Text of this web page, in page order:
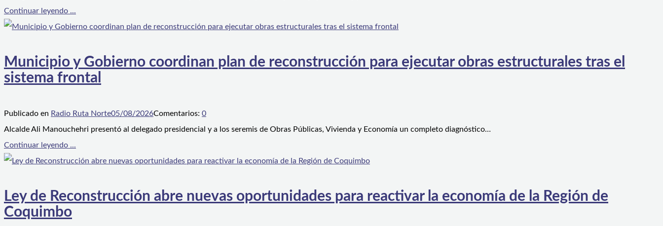
Continuar leyendo ...
Municipio y Gobierno coordinan plan de reconstrucción para ejecutar obras estructurales tras el
sistema frontal
Publicado en Radio Ruta Norte05/08/2026Comentarios: 0
Alcalde Ali Manouchehri presentó al delegado presidencial y a los seremis de Obras Públicas, Vivienda y Economía un completo diagnóstico…
Continuar leyendo ...
Ley de Reconstrucción abre nuevas oportunidades para reactivar la economía de la Región de
Coquimbo